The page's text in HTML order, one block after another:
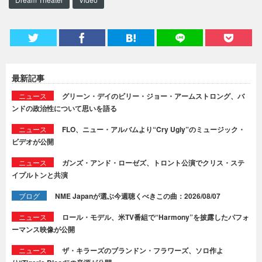
最新記事
ニュース
グリーン・デイのビリー・ジョー・アームストロング、バ
ンドの政治性について思いを語る
ニュース
FLO、ニュー・アルバムより“Cry Ugly”のミュージック・
ビデオが公開
ニュース
ガンズ・アンド・ローゼズ、トロント公演でクリス・ステ
イプルトンと共演
ブログ NME Japanが選ぶ今週聴くべきこの曲：2026/08/07
ニュース
ロール・モデル、米TV番組で“Harmony”を披露したパフォ
ーマンス映像が公開
ニュース
ザ・キラーズのブランドン・フラワーズ、ソロ作よ